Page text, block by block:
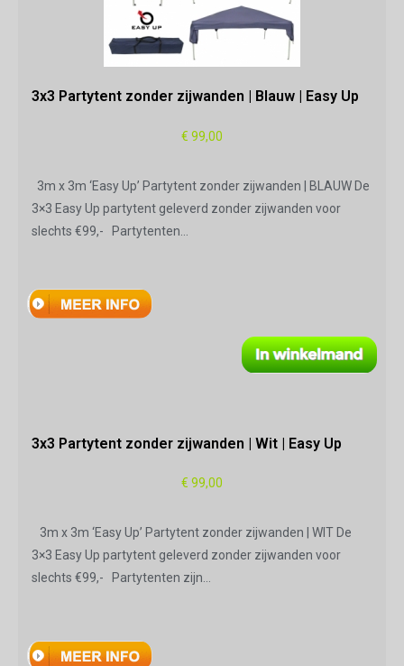
3x3 Partytent zonder zijwanden | Blauw | Easy Up
€ 99,00
3m x 3m ‘Easy Up’ Partytent zonder zijwanden | BLAUW De
3×3 Easy Up partytent geleverd zonder zijwanden voor
slechts €99,- Partytenten…
3x3 Partytent zonder zijwanden | Wit | Easy Up
€ 99,00
3m x 3m ‘Easy Up’ Partytent zonder zijwanden | WIT De
3×3 Easy Up partytent geleverd zonder zijwanden voor
slechts €99,- Partytenten zijn…